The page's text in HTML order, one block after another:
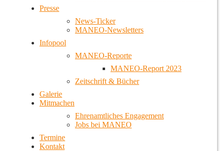
Presse
News-Ticker
MANEO-Newsletters
Infopool
MANEO-Reporte
MANEO-Report 2023
Zeitschrift & Bücher
Galerie
Mitmachen
Ehrenamtliches Engagement
Jobs bei MANEO
Termine
Kontakt